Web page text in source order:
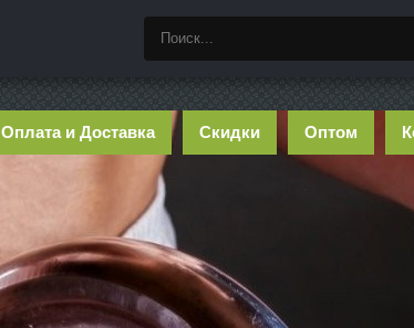
Оплата и Доставка Скидки Оптом